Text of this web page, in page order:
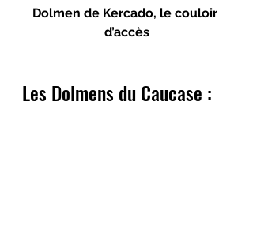
Dolmen de Kercado, le couloir
d’accès
Les Dolmens du Caucase :